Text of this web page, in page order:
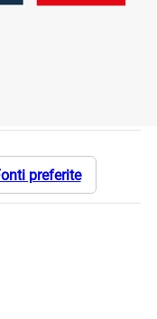
preferite